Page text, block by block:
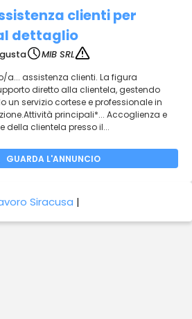
clienti per
dettaglio
MIB SRL
a... assistenza clienti. La figura
diretto alla clientela, gestendo
un servizio cortese e professionale in
principali*... Accoglienza e
della clientela presso il...
GUARDA L'ANNUNCIO
Siracusa |